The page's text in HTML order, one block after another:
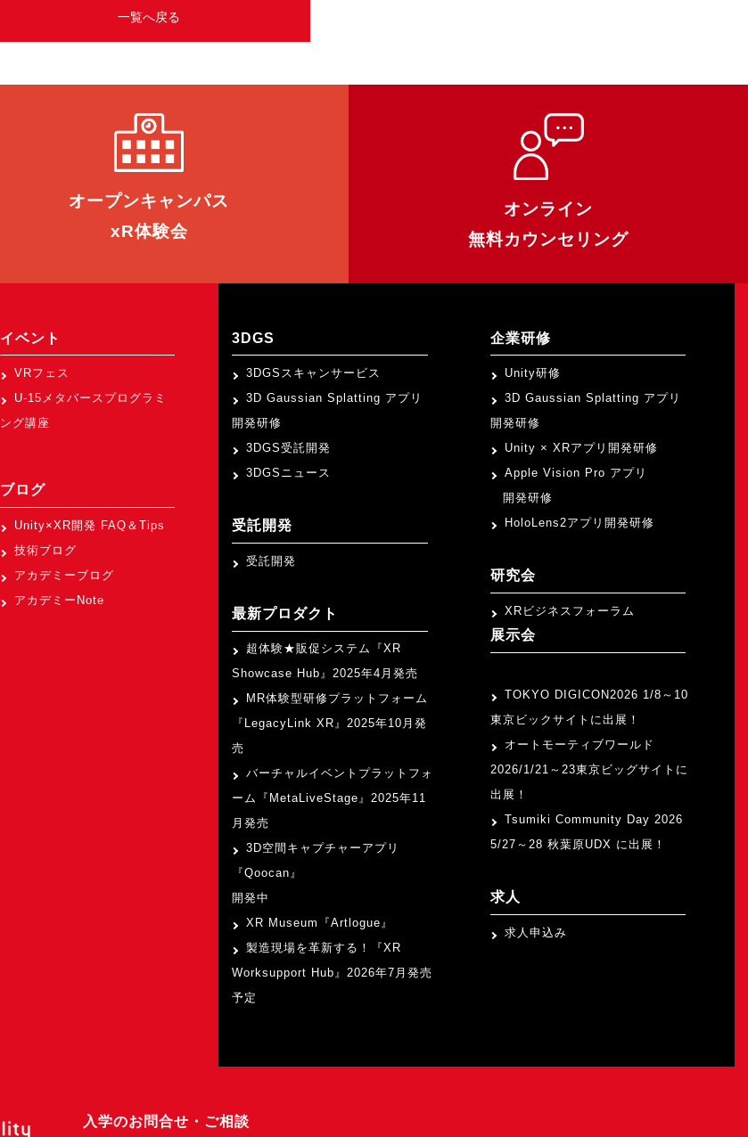
一覧へ戻る
オープンキャンパス
xR体験会
オンライン
無料カウンセリング
イベント
VRフェス
U-15メタバースプログラミ
ング講座
ブログ
Unity×XR開発 FAQ＆Tips
技術ブログ
アカデミーブログ
アカデミーNote
3DGS
3DGSスキャンサービス
3D Gaussian Splatting アプリ
開発研修
3DGS受託開発
3DGSニュース
受託開発
受託開発
最新プロダクト
超体験★販促システム『XR
Showcase Hub』2025年4月発売
MR体験型研修プラットフォーム
『LegacyLink XR』2025年10月発
売
バーチャルイベントプラットフォ
ーム『MetaLiveStage』2025年11
月発売
3D空間キャプチャーアプリ
『Qoocan』
開発中
XR Museum『Artlogue』
製造現場を革新する！『XR
Worksupport Hub』2026年7月発売
予定
企業研修
Unity研修
3D Gaussian Splatting アプリ
開発研修
Unity × XRアプリ開発研修
Apple Vision Pro アプリ
開発研修
HoloLens2アプリ開発研修
研究会
XRビジネスフォーラム
展示会
TOKYO DIGICON2026 1/8～10
東京ビックサイトに出展！
オートモーティブワールド
2026/1/21～23東京ビッグサイトに
出展！
Tsumiki Community Day 2026
5/27～28 秋葉原UDX に出展！
求人
求人申込み
入学のお問合せ・ご相談